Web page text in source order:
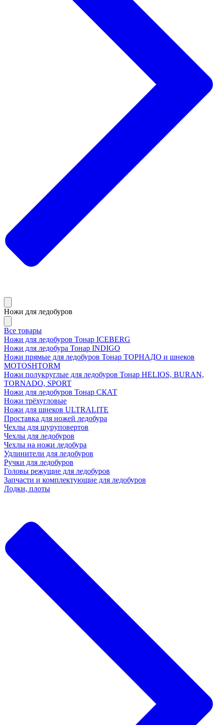
Ножи для ледобуров
Все товары
Ножи для ледобуров Тонар ICEBERG
Ножи для ледобура Тонар INDIGO
Ножи прямые для ледобуров Тонар ТОРНАДО и шнеков
MOTOSHTORM
Ножи полукруглые для ледобуров Тонар HELIOS, BURAN,
TORNADO, SPORT
Ножи для ледобуров Тонар СКАТ
Ножи трёхугловые
Ножи для шнеков ULTRALITE
Проставка для ножей ледобура
Чехлы для шуруповертов
Чехлы для ледобуров
Чехлы на ножи ледобура
Удлинители для ледобуров
Ручки для ледобуров
Головы режущие для ледобуров
Запчасти и комплектующие для ледобуров
Лодки, плоты